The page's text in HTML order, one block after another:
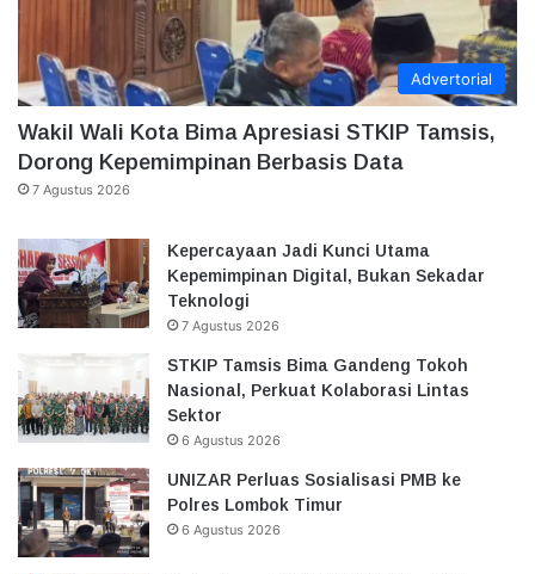
Advertorial
Wakil Wali Kota Bima Apresiasi STKIP Tamsis,
Dorong Kepemimpinan Berbasis Data
7 Agustus 2026
Kepercayaan Jadi Kunci Utama
Kepemimpinan Digital, Bukan Sekadar
Teknologi
7 Agustus 2026
STKIP Tamsis Bima Gandeng Tokoh
Nasional, Perkuat Kolaborasi Lintas
Sektor
6 Agustus 2026
UNIZAR Perluas Sosialisasi PMB ke
Polres Lombok Timur
6 Agustus 2026